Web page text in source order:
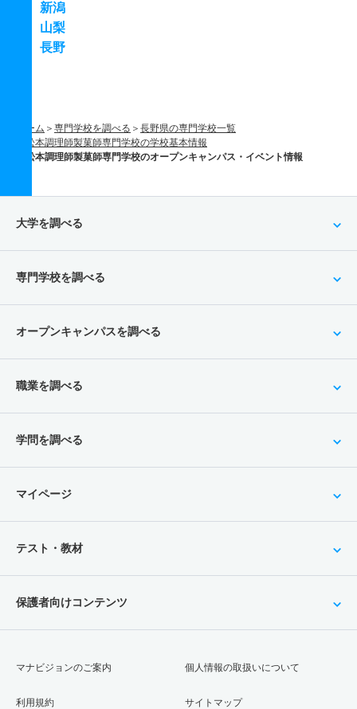
新潟
山梨
長野
ホーム 専門学校を調べる
長野県の専門学校一覧
松本調理師製菓師専門学校の学校基本情報
松本調理師製菓師専門学校のオープンキャンパス・イベント情報
大学を調べる
専門学校を調べる
オープンキャンパスを調べる
職業を調べる
学問を調べる
マイページ
テスト・教材
保護者向けコンテンツ
マナビジョンのご案内
利用規約
個人情報の取扱いについて
サイトマップ